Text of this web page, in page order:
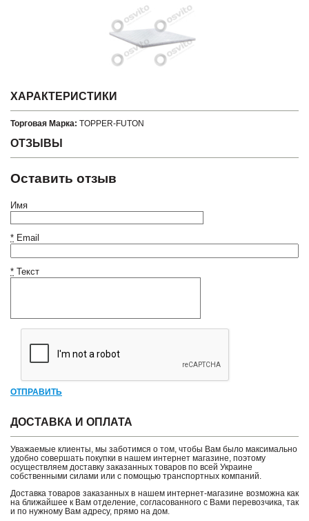
ХАРАКТЕРИСТИКИ
Торговая Марка: TOPPER-FUTON
ОТЗЫВЫ
Оставить отзыв
Имя
* Email
* Текст
ОТПРАВИТЬ
ДОСТАВКА И ОПЛАТА
Уважаемые клиенты, мы заботимся о том, чтобы Вам было максимально
удобно совершать покупки в нашем интернет магазине, поэтому
осуществляем доставку заказанных товаров по всей Украине
собственными силами или с помощью транспортных компаний.
Доставка товаров заказанных в нашем интернет-магазине возможна как
на ближайшее к Вам отделение, согласованного с Вами перевозчика, так
и по нужному Вам адресу, прямо на дом.